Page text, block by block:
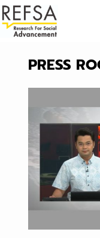
PRESS